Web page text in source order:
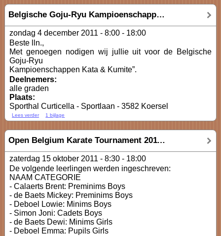
Belgische Goju-Ryu Kampioenschappen 2011 "Kata en Kumite"
zondag 4 december 2011 - 8:00 - 18:00
Beste lln.,
Met genoegen nodigen wij jullie uit voor de Belgische
Goju-Ryu
Kampioenschappen Kata & Kumite”.
Deelnemers:
alle graden
Plaats:
Sporthal Curticella - Sportlaan - 3582 Koersel
Lees verder 1 bijlage
Open Belgium Karate Tournament 2011: Kata
zaterdag 15 oktober 2011 - 8:30 - 18:00
De volgende leerlingen werden ingeschreven:
NAAM CATEGORIE
- Calaerts Brent: Preminims Boys
- de Baets Mickey: Preminims Boys
- Deboel Lowie: Minims Boys
- Simon Joni: Cadets Boys
- de Baets Dewi: Minims Girls
- Deboel Emma: Pupils Girls